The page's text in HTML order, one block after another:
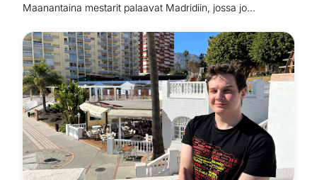
Maanantaina mestarit palaavat Madridiin, jossa jo...